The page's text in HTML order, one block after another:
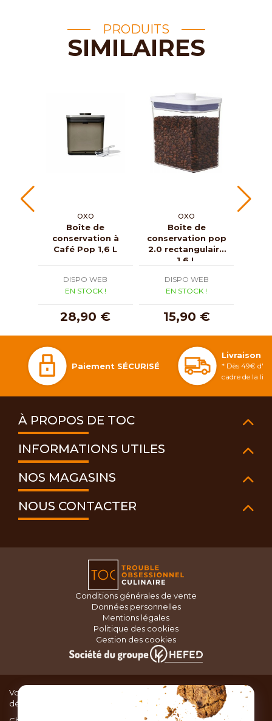
PRODUITS
SIMILAIRES
OXO
Boîte de
conservation à
Café Pop 1,6 L
DISPO WEB
EN STOCK !
28,90 €
OXO
Boîte de
conservation pop
2.0 rectangulaire
1,6 L
DISPO WEB
EN STOCK !
15,90 €
Paiement SÉCURISÉ
Livraison
* Dès 49€
cadre de la
À PROPOS DE TOC
INFORMATIONS UTILES
NOS MAGASINS
NOUS CONTACTER
Conditions générales de vente
Données personnelles
Mentions légales
Politique des cookies
Gestion des cookies
Vous recherchez du matériel de cuisine pour concocter de
délicieux plats ou des pâtisseries dignes d’un grand chef ?